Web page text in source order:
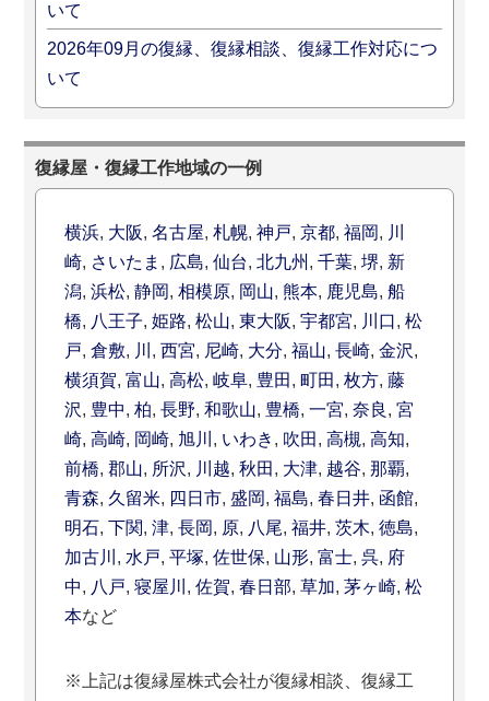
いて
2026年09月の復縁、復縁相談、復縁工作対応につ
いて
復縁屋・復縁工作地域の一例
横浜, 大阪, 名古屋, 札幌, 神戸, 京都, 福岡, 川
崎, さいたま , 広島, 仙台, 北九州 , 千葉, 堺, 新
潟, 浜松, 静岡, 相模原, 岡山, 熊本, 鹿児島, 船
橋, 八王子, 姫路, 松山, 東大阪, 宇都宮, 川口, 松
戸, 倉敷, 川 , 西宮, 尼崎, 大分, 福山, 長崎, 金沢,
横須賀, 富山, 高松, 岐阜, 豊田 , 町田 , 枚方, 藤
沢, 豊中, 柏, 長野, 和歌山, 豊橋, 一宮, 奈良 , 宮
崎, 高崎, 岡崎, 旭川 , いわき , 吹田 , 高槻, 高知,
前橋, 郡山, 所沢, 川越, 秋田 , 大津, 越谷, 那覇,
青森, 久留米, 四日市, 盛岡, 福島, 春日井, 函館,
明石, 下関, 津, 長岡, 原, 八尾, 福井, 茨木, 徳島,
加古川 , 水戸, 平塚, 佐世保, 山形, 富士, 呉, 府
中, 八戸, 寝屋川 , 佐賀, 春日部, 草加, 茅ヶ崎, 松
本など
※上記は復縁屋株式会社が復縁相談、復縁工